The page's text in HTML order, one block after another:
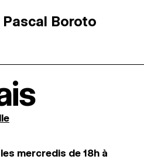
Pascal Boroto
mercredis de 18h à